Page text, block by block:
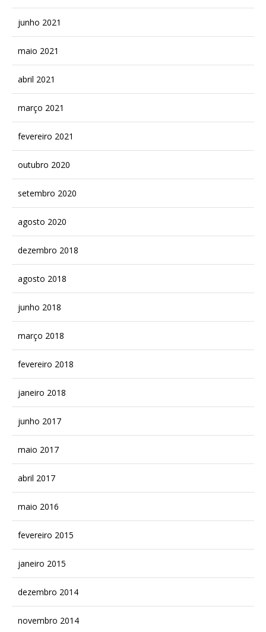
junho 2021
maio 2021
abril 2021
março 2021
fevereiro 2021
outubro 2020
setembro 2020
agosto 2020
dezembro 2018
agosto 2018
junho 2018
março 2018
fevereiro 2018
janeiro 2018
junho 2017
maio 2017
abril 2017
maio 2016
fevereiro 2015
janeiro 2015
dezembro 2014
novembro 2014